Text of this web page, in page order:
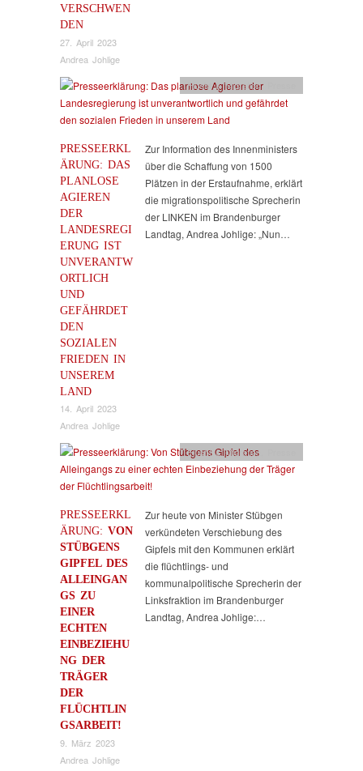
ERSCHWEND
EN
27. April 2023
Andrea Johlige
PRESSEERKL
ÄRUNG: DAS
PLANLOSE
AGIEREN
DER
LANDESREGI
ERUNG IST
UNVERANTW
ORTLICH
UND
GEFÄHRDET
DEN
SOZIALEN
FRIEDEN IN
UNSEREM
LAND
14. April 2023
Andrea Johlige
Flucht & Migration,
Zur Information des Innenministers
über die Schaffung von 1500
Plätzen in der Erstaufnahme, erklärt
die migrationspolitische Sprecherin
der LINKEN im Brandenburger
Landtag, Andrea Johlige: „Nun…
PRESSEERKL
ÄRUNG: VON
STÜBGENS
GIPFEL DES
ALLEINGAN
GS ZU
EINER
ECHTEN
EINBEZIEHU
NG DER
TRÄGER
DER
FLÜCHTLIN
GSARBEIT!
9. März 2023
Andrea Johlige
Flucht & Migration
Zur heute von Minister Stübgen
verkündeten Verschiebung des
Gipfels mit den Kommunen erklärt
die flüchtlings- und
kommunalpolitische Sprecherin der
Linksfraktion im Brandenburger
Landtag, Andrea Johlige:…